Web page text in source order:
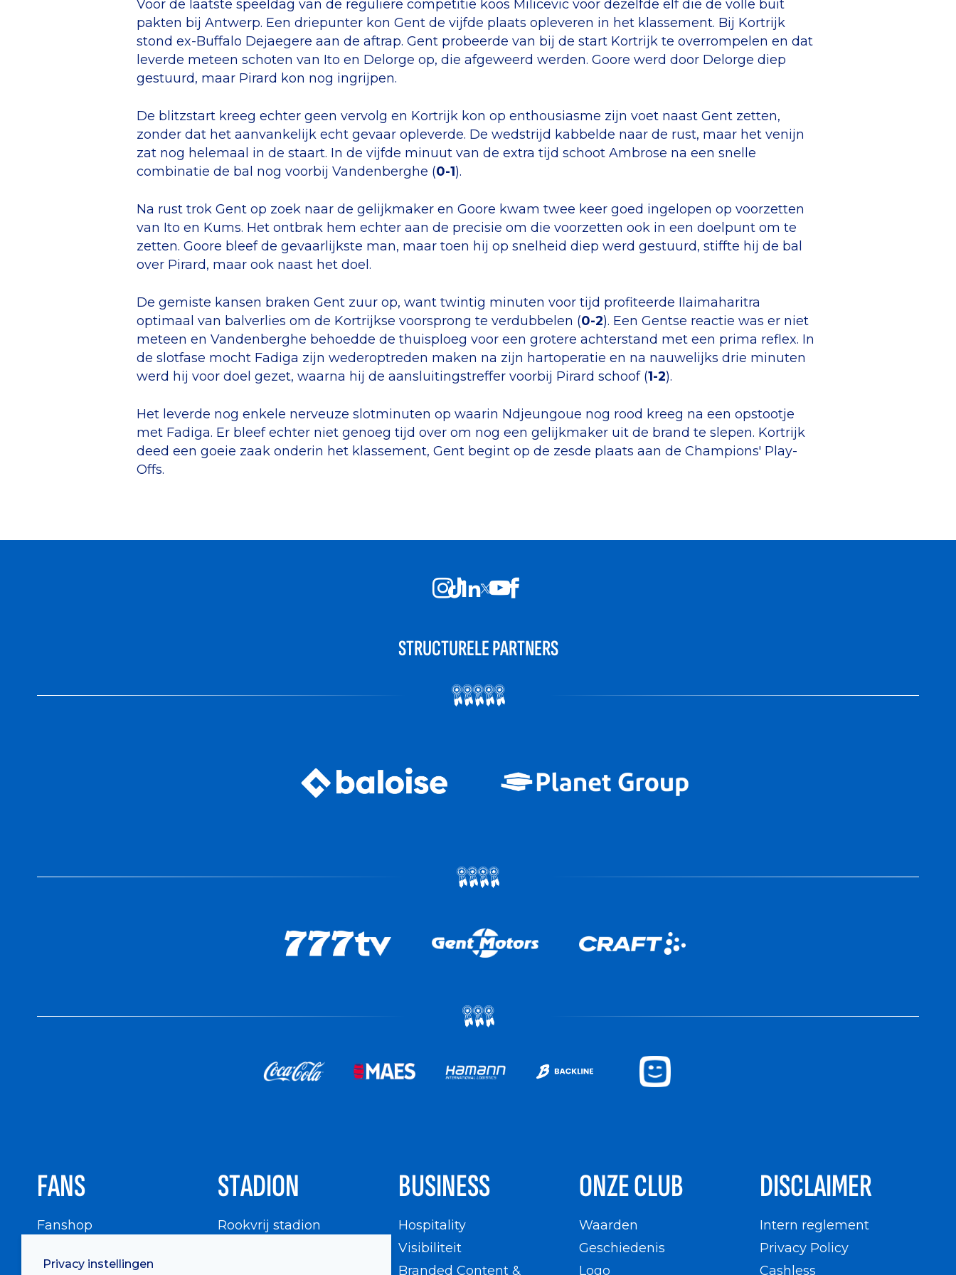
Voor de laatste speeldag van de reguliere competitie koos Milicevic voor dezelfde elf die de volle buit
pakten bij Antwerp. Een driepunter kon Gent de vijfde plaats opleveren in het klassement. Bij Kortrijk
stond ex-Buffalo Dejaegere aan de aftrap. Gent probeerde van bij de start Kortrijk te overrompelen en dat
leverde meteen schoten van Ito en Delorge op, die afgeweerd werden. Goore werd door Delorge diep
gestuurd, maar Pirard kon nog ingrijpen.
De blitzstart kreeg echter geen vervolg en Kortrijk kon op enthousiasme zijn voet naast Gent zetten,
zonder dat het aanvankelijk echt gevaar opleverde. De wedstrijd kabbelde naar de rust, maar het venijn
zat nog helemaal in de staart. In de vijfde minuut van de extra tijd schoot Ambrose na een snelle
combinatie de bal nog voorbij Vandenberghe (0-1).
Na rust trok Gent op zoek naar de gelijkmaker en Goore kwam twee keer goed ingelopen op voorzetten
van Ito en Kums. Het ontbrak hem echter aan de precisie om die voorzetten ook in een doelpunt om te
zetten. Goore bleef de gevaarlijkste man, maar toen hij op snelheid diep werd gestuurd, stiffte hij de bal
over Pirard, maar ook naast het doel.
De gemiste kansen braken Gent zuur op, want twintig minuten voor tijd profiteerde Ilaimaharitra
optimaal van balverlies om de Kortrijkse voorsprong te verdubbelen (0-2). Een Gentse reactie was er niet
meteen en Vandenberghe behoedde de thuisploeg voor een grotere achterstand met een prima reflex. In
de slotfase mocht Fadiga zijn wederoptreden maken na zijn hartoperatie en na nauwelijks drie minuten
werd hij voor doel gezet, waarna hij de aansluitingstreffer voorbij Pirard schoof (1-2).
Het leverde nog enkele nerveuze slotminuten op waarin Ndjeungoue nog rood kreeg na een opstootje
met Fadiga. Er bleef echter niet genoeg tijd over om nog een gelijkmaker uit de brand te slepen. Kortrijk
deed een goeie zaak onderin het klassement, Gent begint op de zesde plaats aan de Champions' Play-
Offs.
Privacy instellingen
STRUCTURELE PARTNERS
FANS
Fanshop
Supportersraad
STADION
Rookvrij stadion
BUSINESS
Hospitality
Visibiliteit
Branded Content &
ONZE CLUB
Waarden
Geschiedenis
Logo
DISCLAIMER
Intern reglement
Privacy Policy
Cashless